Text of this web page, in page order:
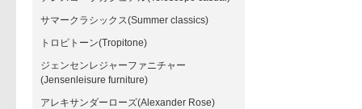
サマークラシックス(Summer classics)
トロピトーン(Tropitone)
ジェンセンレジャーファニチャー
(Jensenleisure furniture)
アレキサンダーローズ(Alexander Rose)